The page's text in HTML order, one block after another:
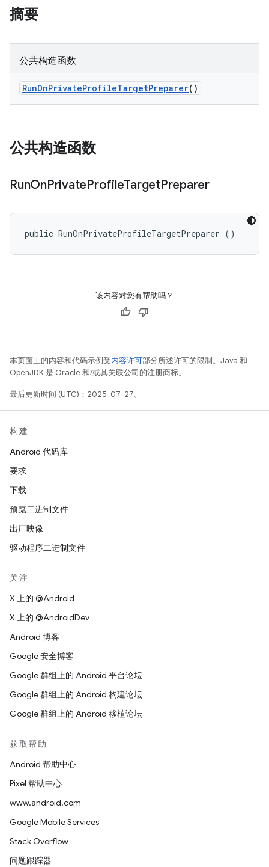
摘要
公共构造函数
RunOnPrivateProfileTargetPreparer()
公共构造函数
RunOnPrivateProfileTargetPreparer
public RunOnPrivateProfileTargetPreparer ()
该内容对您有帮助吗？
本页面上的内容和代码示例受内容许可部分所述许可的限制。Java 和
OpenJDK 是 Oracle 和/或其关联公司的注册商标。
最后更新时间 (UTC)：2025-07-27。
构建
Android 代码库
要求
下载
预览二进制文件
出厂映像
驱动程序二进制文件
关注
X 上的 @Android
X 上的 @AndroidDev
Android 博客
Google 安全博客
Google 群组上的 Android 平台论坛
Google 群组上的 Android 构建论坛
Google 群组上的 Android 移植论坛
获取帮助
Android 帮助中心
Pixel 帮助中心
www.android.com
Google Mobile Services
Stack Overflow
问题跟踪器